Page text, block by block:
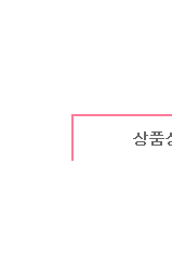
카드 기본구성
(상품의 기본구